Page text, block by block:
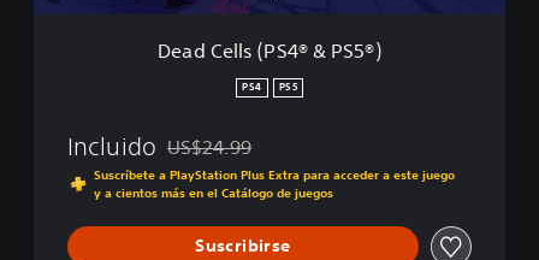
S
Dead Cells (PS4® & PS5®)
PS4 PS5
Incluido Rebajado del precio original de US$24.99
US$24.99
Suscríbete a PlayStation Plus Extra para acceder a este juego
y a cientos más en el Catálogo de juegos
Suscribirse